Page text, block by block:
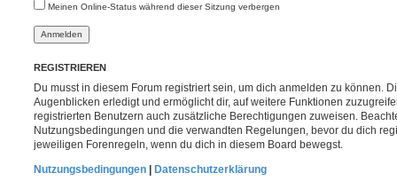
Meinen Online-Status während dieser Sitzung verbergen
REGISTRIEREN
Du musst in diesem Forum registriert sein, um dich anmelden zu können.
Augenblicken erledigt und ermöglicht dir, auf weitere Funktionen
registrierten Benutzern auch zusätzliche Berechtigungen zuweisen.
Nutzungsbedingungen und die verwandten Regelungen, bevor du dich
jeweiligen Forenregeln, wenn du dich in diesem Board bewegst.
Nutzungsbedingungen
Datenschutzerklärung